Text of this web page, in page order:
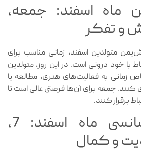
ماه اسفند: جمعه،
و تفکر
متولدین اسفند، زمانی مناسب برای
با خود درونی است. در این روز، متولدین
زمانی به فعالیت‌های هنری، مطالعه یا
کنند. جمعه برای آن‌ها فرصتی عالی است تا
برقرار کنند.
عدد خوش‌شانسی ماه اسفند: 7،
و کمال